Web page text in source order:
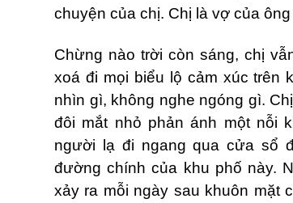
chuyện của chị. Chị là vợ của
Chừng nào trời còn sáng, chị
xoá đi mọi biểu lộ cảm xúc trên
nhìn gì, không nghe ngóng gì.
đôi mắt nhỏ phản ánh một nỗi
người lạ đi ngang qua cửa sổ
đường chính của khu phố này.
xảy ra mỗi ngày sau khuôn mặt